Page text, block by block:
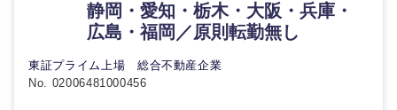
ご希望の職種を選択してください
ご希望の職種を選択してください
ご希望の業界を選択してください
ご希望の勤務地を選択してください
ご希望条件を入力ください
静岡・愛知・栃木・大阪・兵庫・
広島・福岡／原則転勤無し
東証プライム上場 総合不動産企業
No. 02006481000456